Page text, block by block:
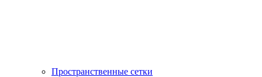
Пространственные сетки